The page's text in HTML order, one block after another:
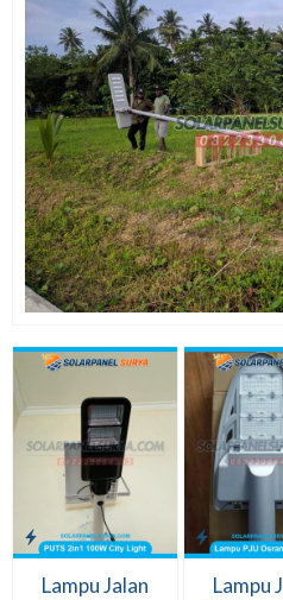
Lampu Jalan
Lampu